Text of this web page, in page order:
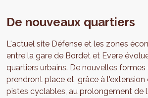
De nouveaux quartiers
L'actuel site Défense et les zones
entre la gare de Bordet et Evere
quartiers urbains. De nouvelles
prendront place et, grâce à l'extension
pistes cyclables, au prolongement de